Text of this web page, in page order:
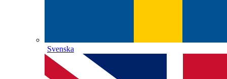
Svenska